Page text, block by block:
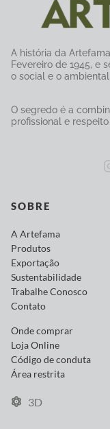
A história da
Fevereiro de 1945, e
o social e o ambiental.
O segredo é a
profissional e
SOBRE
A Artefama
Produtos
Exportação
Sustentabilidade
Trabalhe Conosco
Contato
Onde comprar
Loja Online
Código de conduta
Área restrita
3D